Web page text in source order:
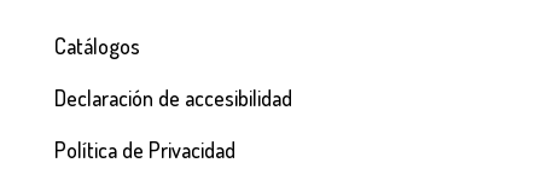
Catálogos
Declaración de accesibilidad
Política de Privacidad